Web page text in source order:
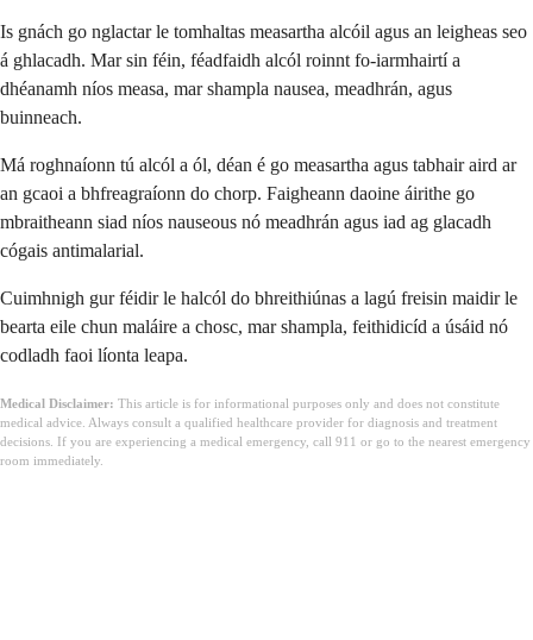
Is gnách go nglactar le tomhaltas measartha alcóil agus an leigheas seo
á ghlacadh. Mar sin féin, féadfaidh alcól roinnt fo-iarmhairtí a
dhéanamh níos measa, mar shampla nausea, meadhrán, agus
buinneach.
Má roghnaíonn tú alcól a ól, déan é go measartha agus tabhair aird ar
an gcaoi a bhfreagraíonn do chorp. Faigheann daoine áirithe go
mbraitheann siad níos nauseous nó meadhrán agus iad ag glacadh
cógais antimalarial.
Cuimhnigh gur féidir le halcól do bhreithiúnas a lagú freisin maidir le
bearta eile chun maláire a chosc, mar shampla, feithidicíd a úsáid nó
codladh faoi líonta leapa.
Medical Disclaimer: This article is for informational purposes only and does not constitute
medical advice. Always consult a qualified healthcare provider for diagnosis and treatment
decisions. If you are experiencing a medical emergency, call 911 or go to the nearest emergency
room immediately.